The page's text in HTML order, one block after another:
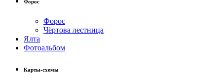
Форос
Форос
Чёртова лестница
Ялта
Фотоальбом
Карты-схемы